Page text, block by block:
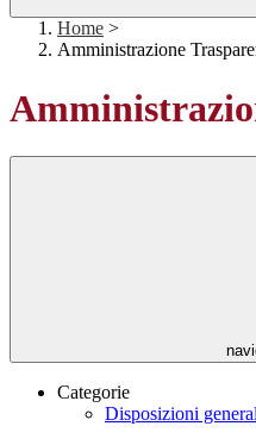
Home >
Amministrazione
Categorie
Disposizioni